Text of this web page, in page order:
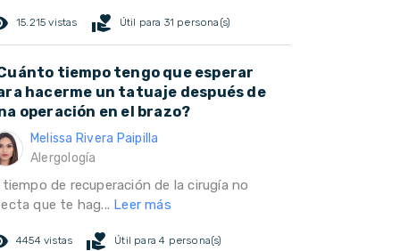
15.215 vistas volunteer_activism Útil para 31 persona(s)
tiempo tengo que esperar
hacerme un tatuaje después de
operación en el brazo?
Melissa Rivera Paipilla
Alergología
tiempo de recuperación de la cirugía no
que te hag... Leer más
4454 vistas volunteer_activism Útil para 4 persona(s)